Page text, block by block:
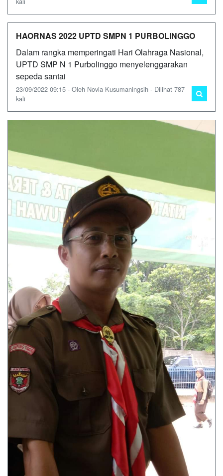
HAORNAS 2022 UPTD SMPN 1 PURBOLINGGO
Dalam rangka memperingati Hari Olahraga Nasional,
UPTD SMP N 1 Purbolinggo menyelenggarakan
sepeda santai
23/09/2022 09:15 - Oleh Novia Kusumaningsih - Dilihat 787
kali